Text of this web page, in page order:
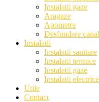
Instalatii gaze
Aragaze
Apometre
Desfundare
Instalatii
Instalatii sanitare
Instalatii termice
Instalatii gaze
Instalatii electrice
Utile
Contact